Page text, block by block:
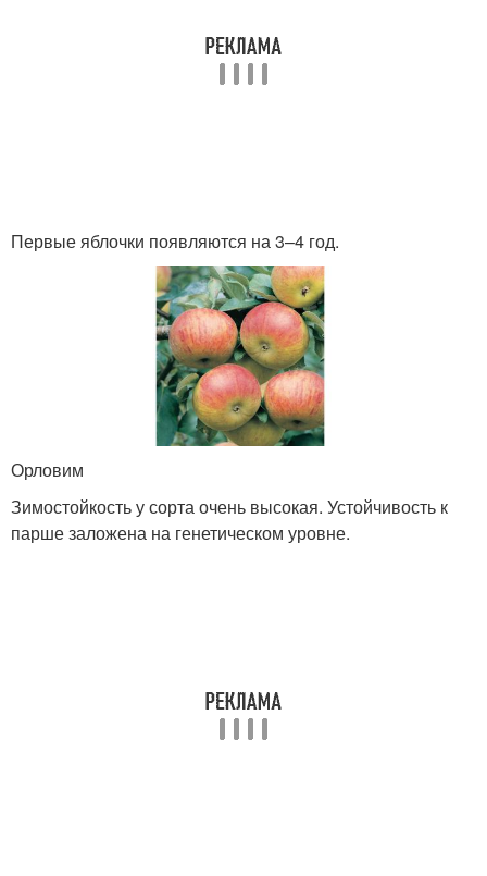
Первые яблочки появляются на 3–4 год.
Орловим
Зимостойкость у сорта очень высокая. Устойчивость к
парше заложена на генетическом уровне.